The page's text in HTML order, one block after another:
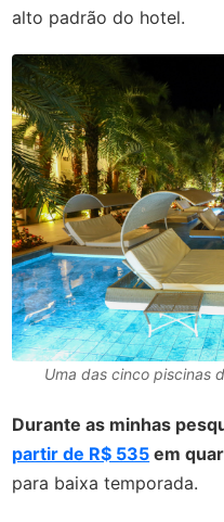
alto padrão do hotel.
Uma das cinco piscinas
Durante as minhas
partir de R$ 535 em
para baixa temporada.